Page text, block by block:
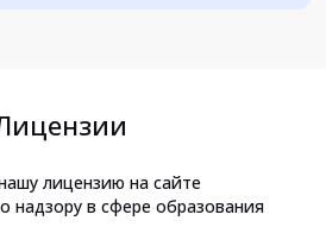
лицензию на сайте
надзору в сфере образования